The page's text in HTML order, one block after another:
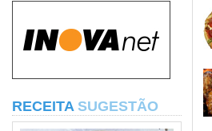
RECEITA SUGESTÃO